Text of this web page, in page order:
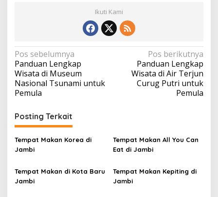
Ikuti Kami
N
a
v
i
g
a
s
i
o
Pos sebelumnya
Panduan Lengkap
Wisata di Museum
Nasional Tsunami untuk
Pemula
Pos berikutnya
Panduan Lengkap
Wisata di Air Terjun
Curug Putri untuk
Pemula
Posting Terkait
Tempat Makan Korea di
Jambi
Tempat Makan All You Can
Eat di Jambi
Tempat Makan di Kota Baru
Jambi
Tempat Makan Kepiting di
Jambi